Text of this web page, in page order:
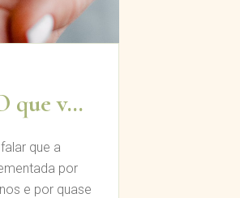
Vitamina B12 – O que você precisa saber?
que a
por
e por quase